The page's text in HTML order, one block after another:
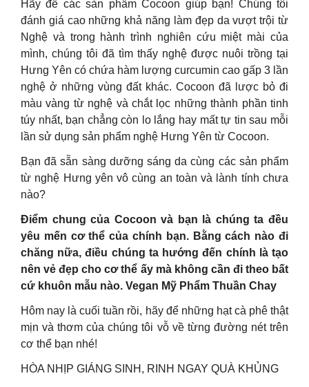
Hãy để các sản phẩm Cocoon giúp bạn! Chúng tôi
đánh giá cao những khả năng làm đẹp da vượt trội từ
Nghệ và trong hành trình nghiên cứu miệt mài của
mình, chúng tôi đã tìm thấy nghệ được nuôi trồng tại
Hưng Yên có chứa hàm lượng curcumin cao gấp 3 lần
nghệ ở những vùng đất khác. Cocoon đã lược bỏ đi
màu vàng từ nghệ và chắt lọc những thành phần tinh
túy nhất, bạn chẳng còn lo lắng hay mất tự tin sau mỗi
lần sử dụng sản phẩm nghệ Hưng Yên từ Cocoon.
Bạn đã sẵn sàng dưỡng sáng da cùng các sản phẩm
từ nghệ Hưng yên vô cùng an toàn và lành tính chưa
nào?
Điểm chung của Cocoon và bạn là chúng ta đều
yêu mến cơ thể của chính bạn. Bằng cách nào đi
chăng nữa, điều chúng ta hướng đến chính là tạo
nên vẻ đẹp cho cơ thể ấy mà không cần đi theo bất
cứ khuôn mẫu nào. Vegan Mỹ Phẩm Thuần Chay
Hôm nay là cuối tuần rồi, hãy để những hạt cà phê thật
mịn và thơm của chúng tôi vỗ về từng đường nét trên
cơ thể bạn nhé!
HÒA NHỊP GIÁNG SINH, RINH NGAY QUÀ KHỦNG